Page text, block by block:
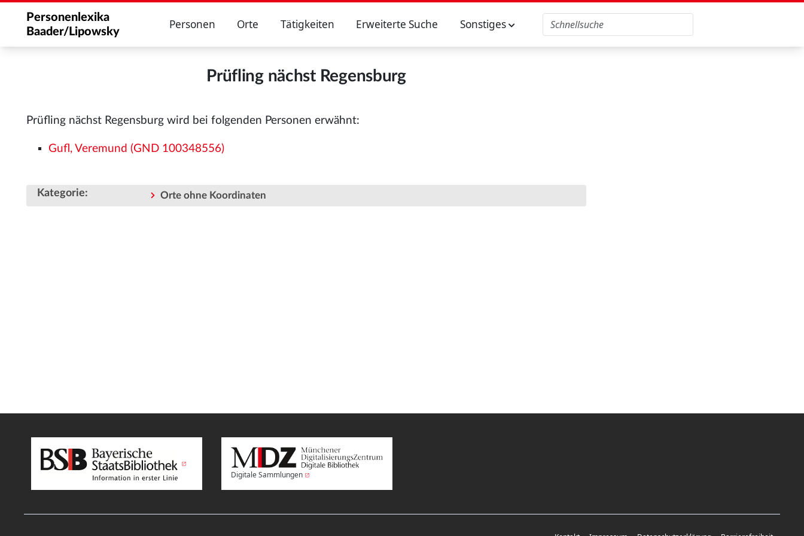
Personenlexika
Baader/Lipowsky
Personen Orte Tätigkeiten Erweiterte Suche Sonstiges
Prüfling nächst Regensburg
Prüfling nächst Regensburg wird bei folgenden Personen erwähnt:
Gufl, Veremund (GND 100348556)
Kategorie: Orte ohne Koordinaten
Digitale Sammlungen